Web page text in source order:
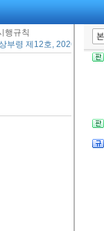
행규칙
부령 제12호, 2026. 5.